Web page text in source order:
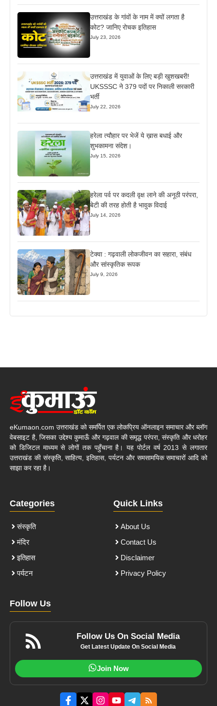
उत्तराखंड के गांवों के नाम में क्यों लगता है
कोट? जानिए रोचक इतिहास
July 23, 2026
उत्तराखंड में युवाओं के लिए बड़ी खुशखबरी!
UKSSSC ने 379 पदों पर निकाली सरकारी
भर्ती
July 22, 2026
हरेला त्यौहार पर भेजें ये ख़ास बधाई और
शुभकामना संदेश।
July 15, 2026
हरेला पर्व पर कदली वृक्ष लाने की अनूठी परंपरा,
बेटी की तरह होती है भावुक विदाई
July 14, 2026
टेक्वा : गढ़वाली लोकजीवन का सहारा, संबंध
और सांस्कृतिक रूपक
July 9, 2026
eKumaon.com उत्तराखंड को समर्पित एक लोकप्रिय ऑनलाइन समाचार और ब्लॉग
वेबसाइट है, जिसका उद्देश्य कुमाऊँ और गढ़वाल की समृद्ध परंपरा, संस्कृति और धरोहर
को डिजिटल माध्यम से लोगों तक पहुँचाना है। यह पोर्टल वर्ष 2013 से लगातार
उत्तराखंड की संस्कृति, साहित्य, इतिहास, पर्यटन और समसामयिक समाचारों आदि को
साझा कर रहा है।
Categories
संस्कृति
मंदिर
इतिहास
पर्यटन
Quick Links
About Us
Contact Us
Disclaimer
Privacy Policy
Follow Us
Follow Us On Social Media
Get Latest Update On Social Media
Join Now